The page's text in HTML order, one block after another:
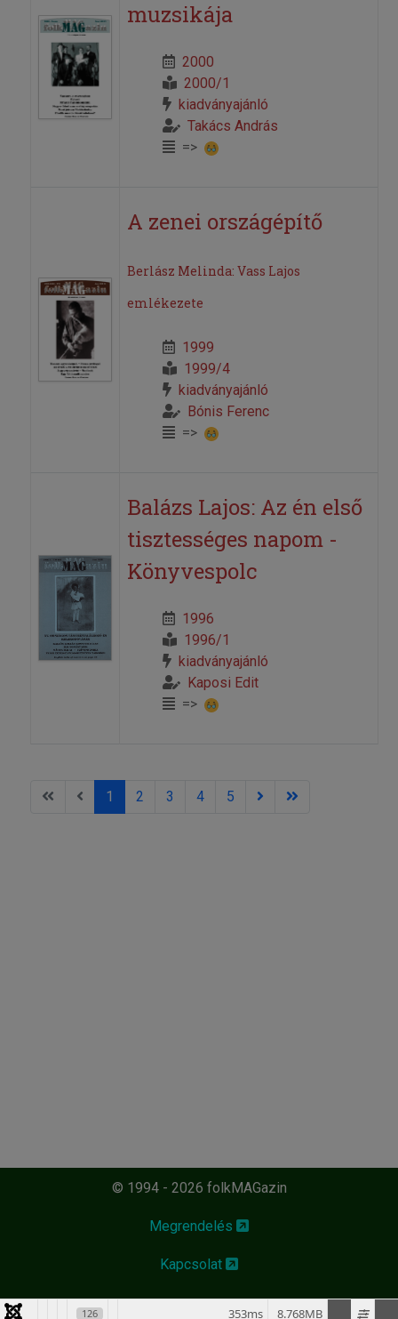
muzsikája
2000
2000/1
kiadványajánló
Takács András
=>
A zenei országépítő
Berlász Melinda: Vass Lajos
emlékezete
1999
1999/4
kiadványajánló
Bónis Ferenc
=>
Balázs Lajos: Az én első
tisztességes napom -
Könyvespolc
1996
1996/1
kiadványajánló
Kaposi Edit
=>
1 2 3 4 5
© 1994 - 2026 folkMAGazin
Megrendelés
Kapcsolat
126 8.768MB
353ms